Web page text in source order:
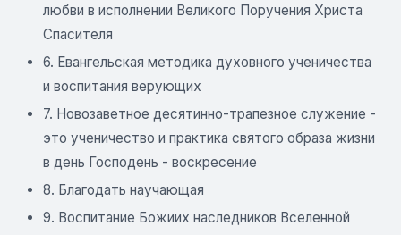
любви в исполнении Великого Поручения Христа
Спасителя
6. Евангельская методика духовного ученичества
и воспитания верующих
7. Новозаветное десятинно-трапезное служение -
это ученичество и практика святого образа жизни
в день Господень - воскресение
8. Благодать научающая
9. Воспитание Божиих наследников Вселенной